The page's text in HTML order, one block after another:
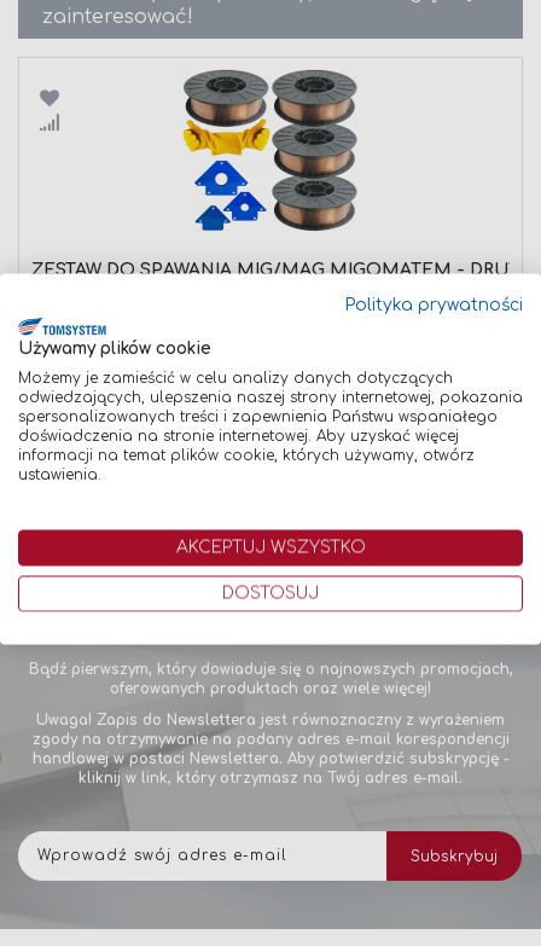
Polityka prywatności
Używamy plików cookie
Możemy je zamieścić w celu analizy danych dotyczących
odwiedzających, ulepszenia naszej strony internetowej, pokazania
spersonalizowanych treści i zapewnienia Państwu wspaniałego
doświadczenia na stronie internetowej. Aby uzyskać więcej
informacji na temat plików cookie, których używamy, otwórz
ustawienia.
AKCEPTUJ WSZYSTKO
DOSTOSUJ
zainteresować!
Porównaj
ZESTAW DO SPAWANIA MIG/MAG MIGOMATEM - DRUT
Dodaj do koszyka
Newsletter
Bądź pierwszym, który dowiaduje się o najnowszych promocjach,
oferowanych produktach oraz wiele więcej!
Uwaga! Zapis do Newslettera jest równoznaczny z wyrażeniem
zgody na otrzymywanie na podany adres e-mail korespondencji
handlowej w postaci Newslettera. Aby potwierdzić subskrypcję -
kliknij w link, który otrzymasz na Twój adres e-mail.
nasz
newsletter:
Subskrybuj